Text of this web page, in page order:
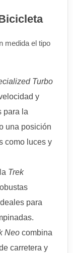
medida el tipo
Turbo
y
para la
una posición
como luces y
Trek
para
Neocombina
carretera y